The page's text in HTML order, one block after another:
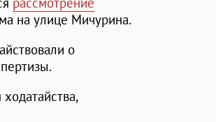
на улице Мичурина.
о